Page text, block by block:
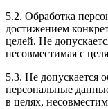
5.2. Обработка
достижением
целей. Не
несовместимая с
5.3. Не допускается
персональные
в целях,